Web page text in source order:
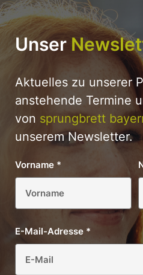
Unser
Aktuelles zu unserer
anstehende Termine
von sprungbrett
unserem Newsletter.
Vorname *
E-Mail-Adresse *